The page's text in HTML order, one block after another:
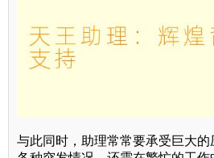
与此同时，助理常常要承受巨大